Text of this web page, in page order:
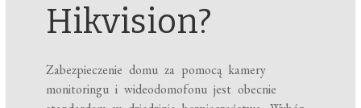
Hikvision?
Zabezpieczenie domu za pomocą kamery
monitoringu i wideodomofonu jest obecnie